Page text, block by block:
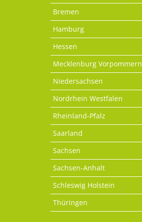
Bremen
Hamburg
Hessen
Mecklenburg Vorpommern
Niedersachsen
Nordrhein Westfalen
Rheinland-Pfalz
Saarland
Sachsen
Sachsen-Anhalt
Schleswig Holstein
Thüringen